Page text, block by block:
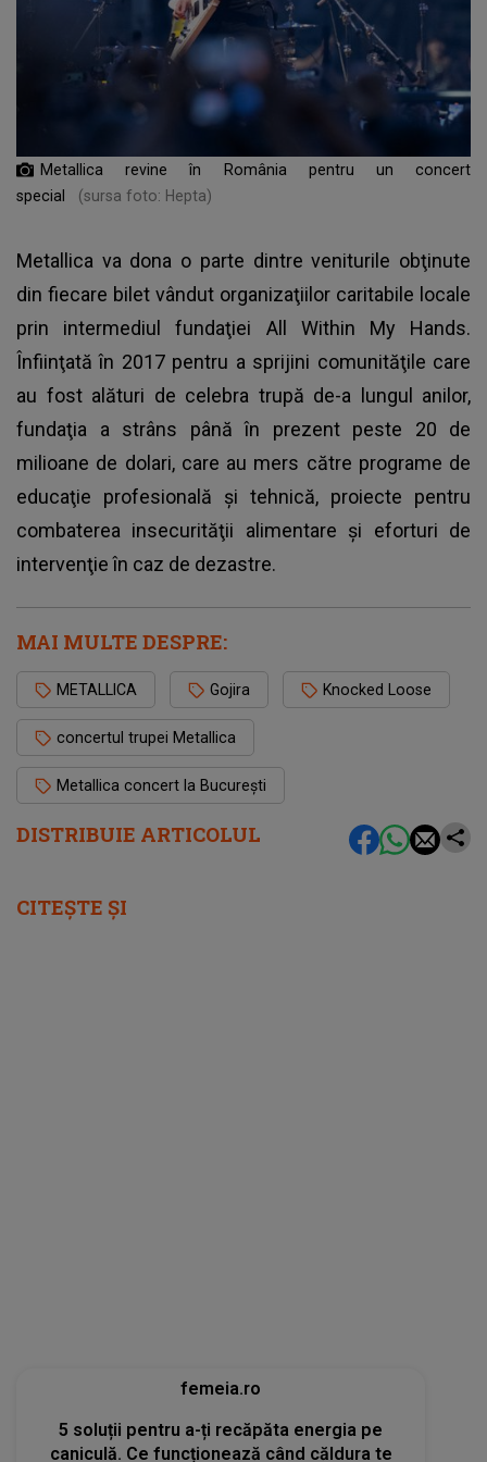
DISTRIBUIE ARTICOLUL
Metallica revine în România pentru un concert
special
(sursa foto: Hepta)
Metallica va dona o parte dintre veniturile obţinute
din fiecare bilet vândut organizaţiilor caritabile locale
prin intermediul fundaţiei All Within My Hands.
Înfiinţată în 2017 pentru a sprijini comunităţile care
au fost alături de celebra trupă de-a lungul anilor,
fundaţia a strâns până în prezent peste 20 de
milioane de dolari, care au mers către programe de
educaţie profesională şi tehnică, proiecte pentru
combaterea insecurităţii alimentare și eforturi de
intervenţie în caz de dezastre.
MAI MULTE DESPRE:
METALLICA Gojira Knocked Loose
concertul trupei Metallica
Metallica concert la București
CITEȘTE ȘI